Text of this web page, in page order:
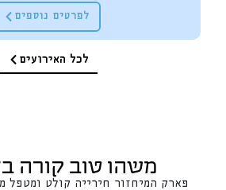
לפרטים נוספים
לכל האירועים
משהו טוב קורה
פארק המיחזור חירייה קולט ומטפל